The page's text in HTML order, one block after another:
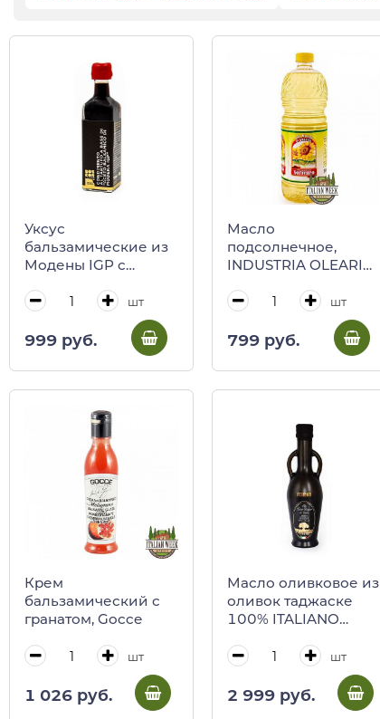
Уксус
бальзамические из
Модены IGP с
BOSCOR, CALUGI, 50
шт
999 руб.
Масло
подсолнечное,
INDUSTRIA OLEARIA
1 л
шт
799 руб.
Крем
бальзамический с
гранатом, Gocce
шт
1 026 руб.
Масло оливковое из
оливок таджаске
100% ITALIANO
(черная бутылка
надписью)
шт
2 999 руб.